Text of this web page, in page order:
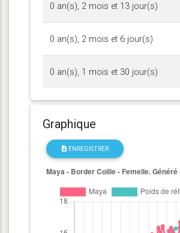
0 an(s), 2 mois et 13 jour(s)
0 an(s), 2 mois et 6 jour(s)
0 an(s), 1 mois et 30 jour(s)
Graphique
ENREGISTRER